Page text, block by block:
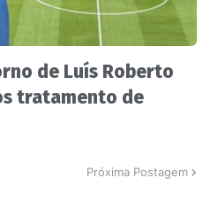
de Luís Roberto
tratamento de
Próxima Postagem